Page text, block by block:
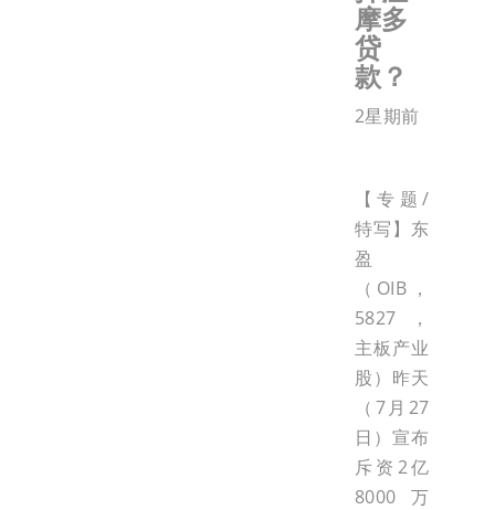
摩多
贷
款？
2星期前
【专题/
特写】东
盈
（OIB，
5827，
主板产业
股）昨天
（7月27
日）宣布
斥资2亿
8000万